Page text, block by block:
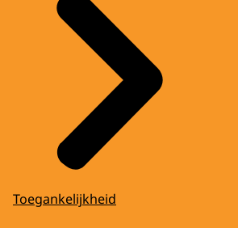
Toegankelijkheid